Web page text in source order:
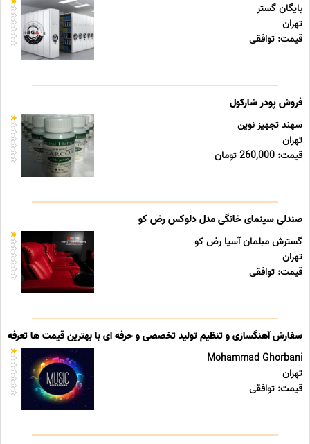
بایگان گستر
تهران
قیمت: توافقی
فروش پودر شارکول
سهند تجهیز نوین
تهران
قیمت: 260,000 تومان
صندلی سینمای خانگی مدل دلوکس رض کو
گسترش مبلمان آسیا رض کو
تهران
قیمت: توافقی
سفارش آهنگسازی و تنظیم تولید تخصصی و حرفه ای با بهترین قیمت ها تعرفه
Mohammad Ghorbani
تهران
قیمت: توافقی